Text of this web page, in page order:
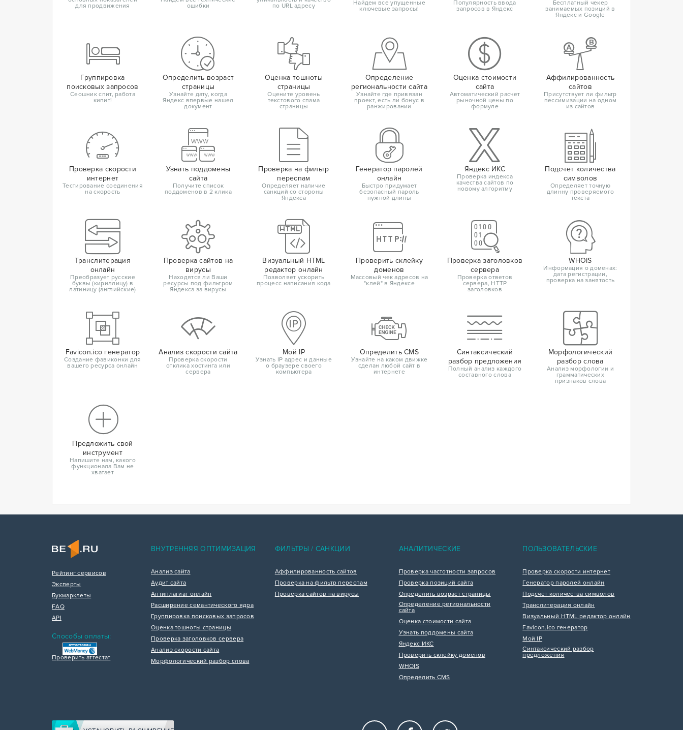
для продвижения
ошибки
по URL адресу
Найдем все упущенные
ключевые запросы!
Популярность ввода
запросов в Яндекс
Бесплатный чекер
занимаемых позиций в
Яндекс и Google
Группировка
поисковых запросов
Сеошник спит, работа
кипит!
Определить возраст
страницы
Узнайте дату, когда
Яндекс впервые нашел
документ
Оценка тошноты
страницы
Оцените уровень
текстового спама
страницы
Определение
региональности сайта
Узнайте где привязан
проект, есть ли бонус в
ранжировании
Оценка стоимости
сайта
Автоматический расчет
рыночной цены по
формуле
Аффилированность
сайтов
Присутствует ли фильтр
пессимизации на одном
из сайтов
Проверка скорости
интернет
Тестирование соединения
на скорость
Узнать поддомены
сайта
Получите список
поддоменов в 2 клика
Проверка на фильтр
переспам
Определяет наличие
санкций со стороны
Яндекса
Генератор паролей
онлайн
Быстро придумает
безопасный пароль
нужной длины
Яндекс ИКС
Проверка индекса
качества сайтов по
новому алгоритму
Подсчет количества
символов
Определяет точную
длинну проверяемого
текста
Транслитерация
онлайн
Преобразует русские
буквы (кириллицу) в
латиницу (английские)
Проверка сайтов на
вирусы
Находятся ли Ваши
ресурсы под фильтром
Яндекса за вирусы
Визуальный HTML
редактор онлайн
Позволяет ускорить
процесс написания кода
Проверить склейку
доменов
Массовый чек адресов на
"клей" в Яндексе
Проверка заголовков
сервера
Проверка ответов
сервера, HTTP
заголовков
WHOIS
Информация о доменах:
дата регистрации,
проверка на занятость
Favicon.ico генератор
Создание фавиконки для
вашего ресурса онлайн
Анализ скорости сайта
Проверка скорости
отклика хостинга или
сервера
Мой IP
Узнать IP адрес и данные
о браузере своего
компьютера
Определить CMS
Узнайте на каком движке
сделан любой сайт в
интернете
Синтаксический
разбор предложения
Полный анализ каждого
составного слова
Морфологический
разбор слова
Анализ морфологии и
грамматических
признаков слова
Предложить свой
инструмент
Напишите нам, какого
функционала Вам не
хватает
Рейтинг сервисов
Эксперты
Букмарклеты
FAQ
API
Способы оплаты:
Проверить аттестат
ВНУТРЕННЯЯ ОПТИМИЗАЦИЯ
Анализ сайта
Аудит сайта
Антиплагиат онлайн
Расширение семантического ядра
Группировка поисковых запросов
Оценка тошноты страницы
Проверка заголовков сервера
Анализ скорости сайта
Морфологический разбор слова
ФИЛЬТРЫ / САНКЦИИ
Аффилированность сайтов
Проверка на фильтр переспам
Проверка сайтов на вирусы
АНАЛИТИЧЕСКИЕ
Проверка частотности запросов
Проверка позиций сайта
Определить возраст страницы
Определение региональности
сайта
Оценка стоимости сайта
Узнать поддомены сайта
Яндекс ИКС
Проверить склейку доменов
WHOIS
Определить CMS
ПОЛЬЗОВАТЕЛЬСКИЕ
Проверка скорости интернет
Генератор паролей онлайн
Подсчет количества символов
Транслитерация онлайн
Визуальный HTML редактор онлайн
Favicon.ico генератор
Мой IP
Синтаксический разбор
предложения